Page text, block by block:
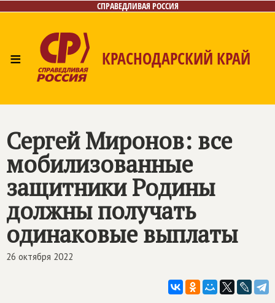
СПРАВЕДЛИВАЯ РОССИЯ
≡ КРАСНОДАРСКИЙ КРАЙ
Сергей Миронов: все
мобилизованные
защитники Родины
должны получать
одинаковые выплаты
26 октября 2022